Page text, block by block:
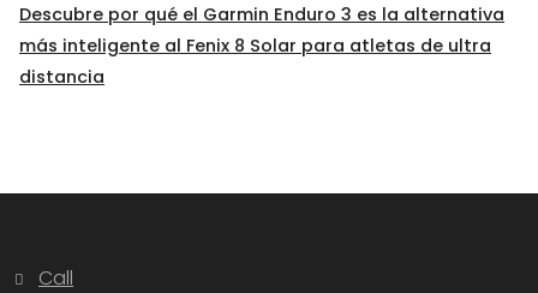
Descubre por qué el Garmin Enduro 3 es la alternativa
más inteligente al Fenix 8 Solar para atletas de ultra
distancia
Call